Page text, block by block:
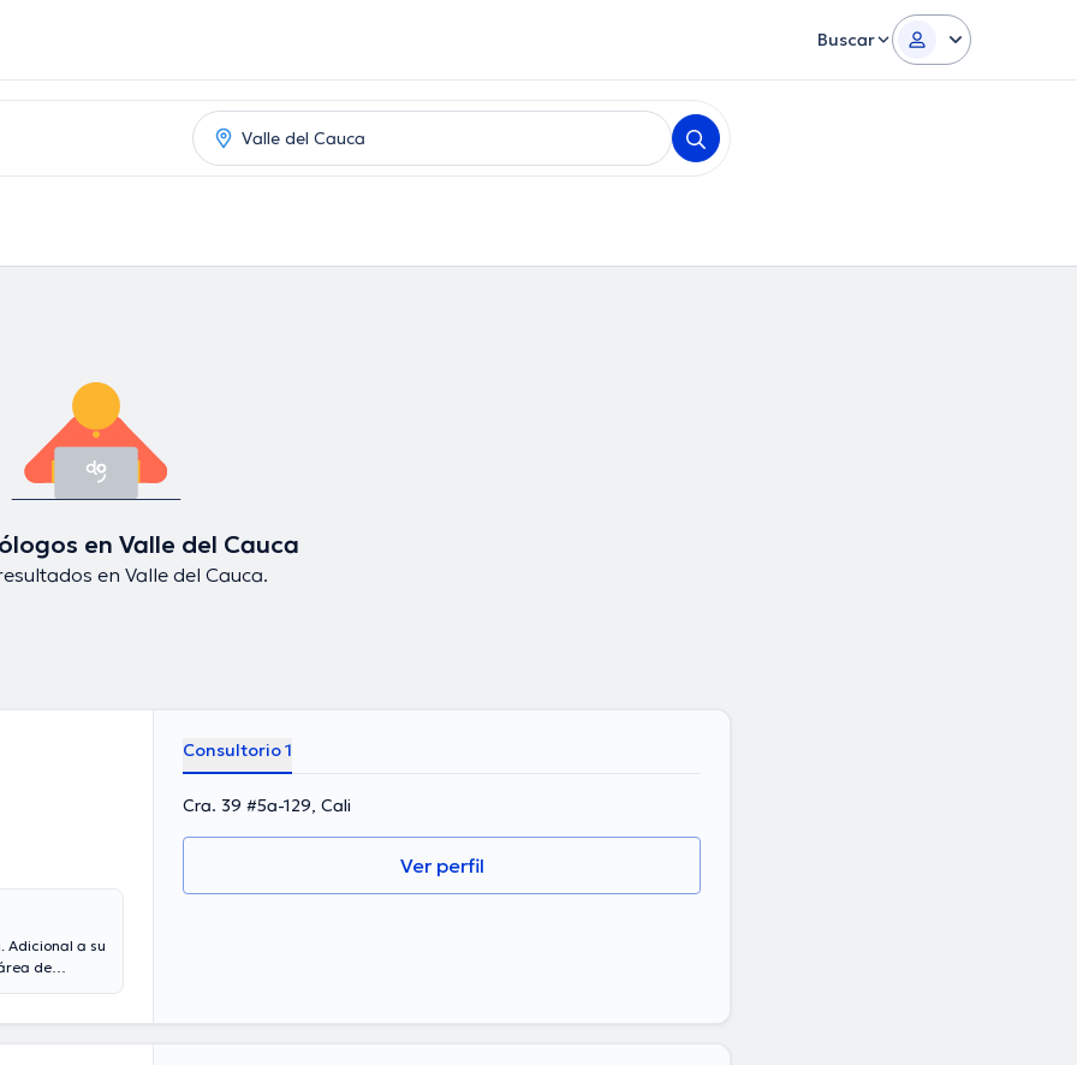
Buscar
en Valle del Cauca
en Valle del Cauca.
Adicional a su
de
Consultorio 1
Cra. 39 #5a-129, Cali
Ver perfil